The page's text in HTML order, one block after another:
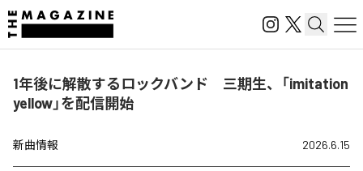
1年後に解散するロックバンド 三期生、「imitation
yellow」を配信開始
新曲情報 2026.6.15